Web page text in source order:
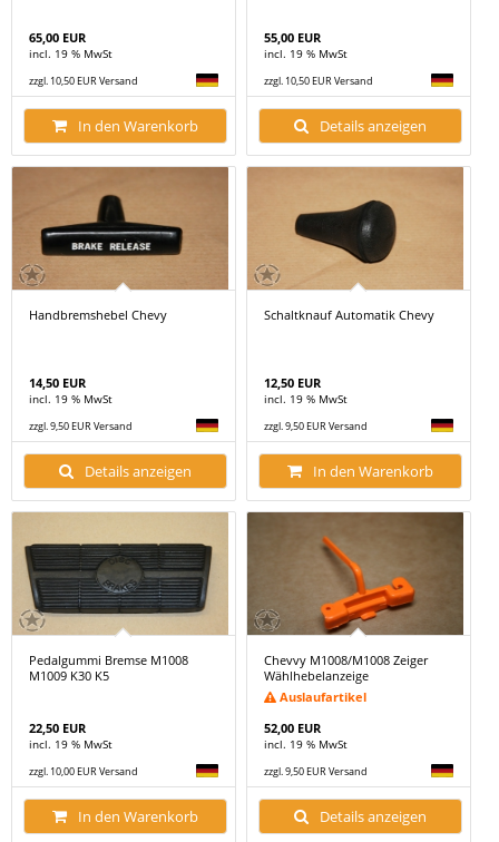
65,00 EUR
incl. 19 % MwSt
zzgl. 10,50 EUR Versand
In den Warenkorb
55,00 EUR
incl. 19 % MwSt
zzgl. 10,50 EUR Versand
Details anzeigen
Handbremshebel Chevy
14,50 EUR
incl. 19 % MwSt
zzgl. 9,50 EUR Versand
Details anzeigen
Schaltknauf Automatik Chevy
12,50 EUR
incl. 19 % MwSt
zzgl. 9,50 EUR Versand
In den Warenkorb
Pedalgummi Bremse M1008
M1009 K30 K5
22,50 EUR
incl. 19 % MwSt
zzgl. 10,00 EUR Versand
In den Warenkorb
Chevvy M1008/M1008 Zeiger
Wählhebelanzeige
Auslaufartikel
52,00 EUR
incl. 19 % MwSt
zzgl. 9,50 EUR Versand
Details anzeigen